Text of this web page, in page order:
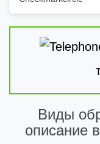
Виды
описание